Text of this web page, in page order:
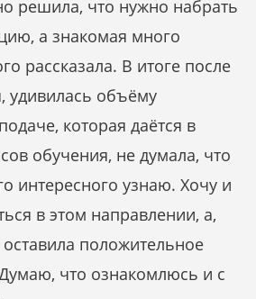
решила, что нужно набрать
а знакомая много
рассказала. В итоге после
удивилась объёму
которая даётся в
обучения, не думала, что
интересного узнаю. Хочу и
в этом направлении, а,
положительное
что ознакомлюсь и с